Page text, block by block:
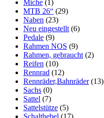
Miche (1)
MTB 26“ (29)
Naben (23)
Neu eingestellt (6)
Pedale (9)
Rahmen NOS (9)
Rahmen, gebraucht (2)
Reifen (10)
Rennrad (12)
Rennräder,Bahnräder (13)
Sachs (0)
Sattel (7)
Sattelstütze (5)
Schalthebel (17)